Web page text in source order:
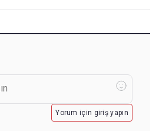
Yorum için giriş yapın